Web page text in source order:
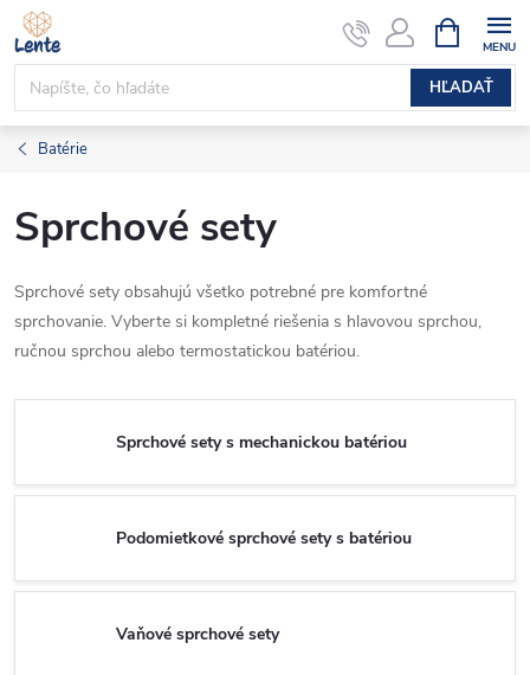
Prejsť
na
obsah
HĽADAŤ
KOŠÍK
Batérie
Sprchové sety
Sprchové sety obsahujú všetko potrebné pre komfortné
sprchovanie. Vyberte si kompletné riešenia s hlavovou sprchou,
ručnou sprchou alebo termostatickou batériou.
Sprchové sety s mechanickou batériou
Podomietkové sprchové sety s batériou
Vaňové sprchové sety